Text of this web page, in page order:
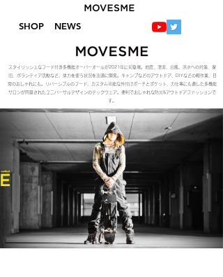
NEWS
SHOP
スタイリッシュなフード付き多機能オーバーオールが2021年に初登場。地震、津波、台風、洪水への対策、復
旧、ボランティア活動など、体力を使う状況を念頭に開発。キャンプなどのアウトドア、DIYなどの軽作業、日
常のおしゃれにも。リバーシブルのフード、カスタム可能な外付けポーチとポケット、力仕事にも適した多機能
サロンが用意されたユニバーサルデザインのテックウェア。便利でおしゃれな防災&アウトドアファッションで
す。